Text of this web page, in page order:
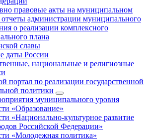
правовые акты на муниципальном
администрации муниципального
о реализации комплексного
плана
славы
даты России
национальные и религиозные
портал по реализации государственной
политики
муниципального уровня
«Образование»
«Национально-культурное развитие
Российской Федерации»
«Молодежная политика»